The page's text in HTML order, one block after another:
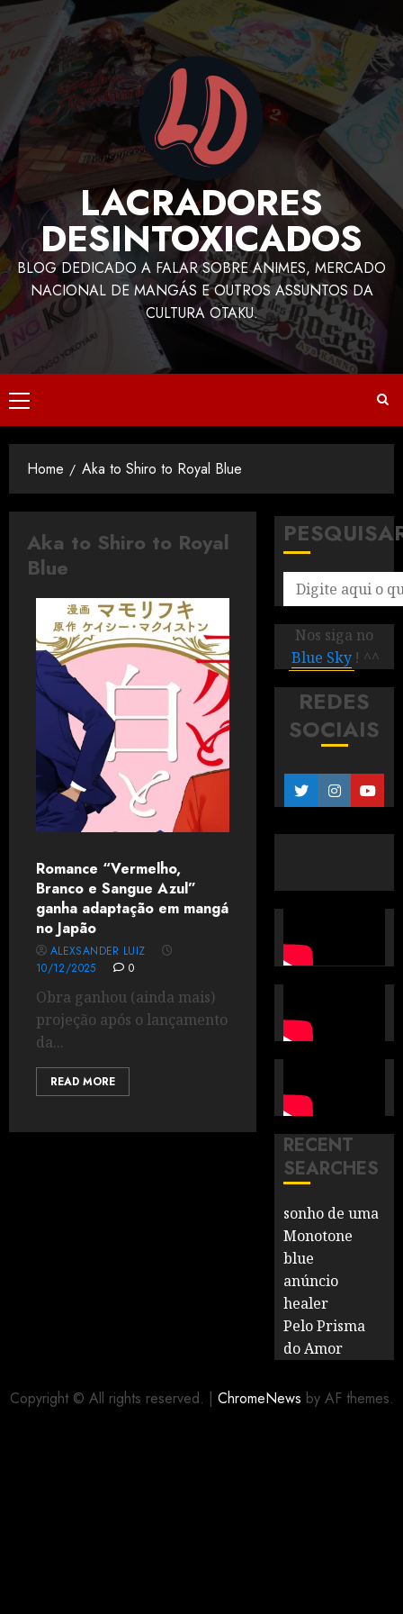
LACRADORES
DESINTOXICADOS
BLOG DEDICADO A FALAR SOBRE ANIMES, MERCADO
NACIONAL DE MANGÁS E OUTROS ASSUNTOS DA
CULTURA OTAKU.
Home Aka to Shiro to Royal Blue
Aka to Shiro to Royal
Blue
Romance “Vermelho,
Branco e Sangue Azul”
ganha adaptação em mangá
no Japão
ALEXSANDER LUIZ
10/12/2025
0
Obra ganhou (ainda mais)
projeção após o lançamento
da...
READ MORE
Nos siga no
Blue Sky ! ^^
REDES
SOCIAIS
RECENT
SEARCHES
sonho de uma
Monotone
blue
anúncio
healer
Pelo Prisma
do Amor
Copyright © All rights reserved. | ChromeNews by AF themes.